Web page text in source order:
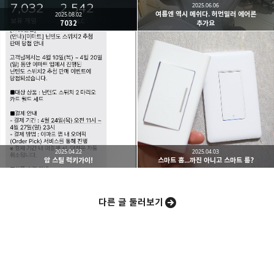
카카오스토리 네이버 블로그
7032
2025.08.02
여름엔 역시 메쉬다. 허먼밀러 에어론
추가요
2025.06.06
암 스틸 럭키가이!
2025.04.22
스마트 홈...까진 아니고 스마트 룸?
2025.04.03
다른 글 둘러보기